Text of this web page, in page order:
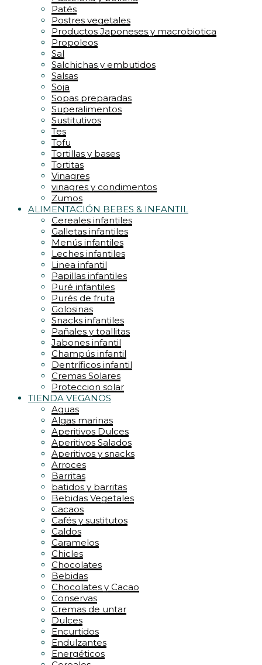
Patés
Postres vegetales
Productos Japoneses y macrobiotica
Propoleos
Sal
Salchichas y embutidos
Salsas
Soja
Sopas preparadas
Superalimentos
Sustitutivos
Tes
Tofu
Tortillas y bases
Tortitas
Vinagres
vinagres y condimentos
Zumos
ALIMENTACIÓN BEBES & INFANTIL
Cereales infantiles
Galletas infantiles
Menús infantiles
Leches infantiles
Linea infantil
Papillas infantiles
Puré infantiles
Purés de fruta
Golosinas
Snacks infantiles
Pañales y toallitas
Jabones infantil
Champús infantil
Dentríficos infantil
Cremas Solares
Proteccion solar
TIENDA VEGANOS
Aguas
Algas marinas
Aperitivos Dulces
Aperitivos Salados
Aperitivos y snacks
Arroces
Barritas
batidos y barritas
Bebidas Vegetales
Cacaos
Cafés y sustitutos
Caldos
Caramelos
Chicles
Chocolates
Bebidas
Chocolates y Cacao
Conservas
Cremas de untar
Dulces
Encurtidos
Endulzantes
Energéticos